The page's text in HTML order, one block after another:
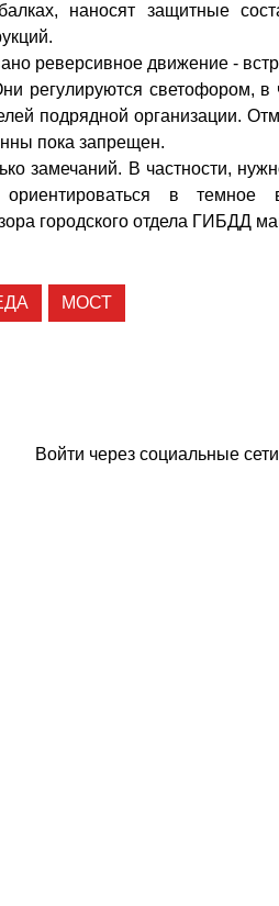
наносят защитные
реверсивное движение -
регулируются светофором,
подрядной организации.
пока запрещен.
замечаний. В частности,
ориентироваться в темное
городского отдела ГИБДД
МОСТ
Войти через социальные